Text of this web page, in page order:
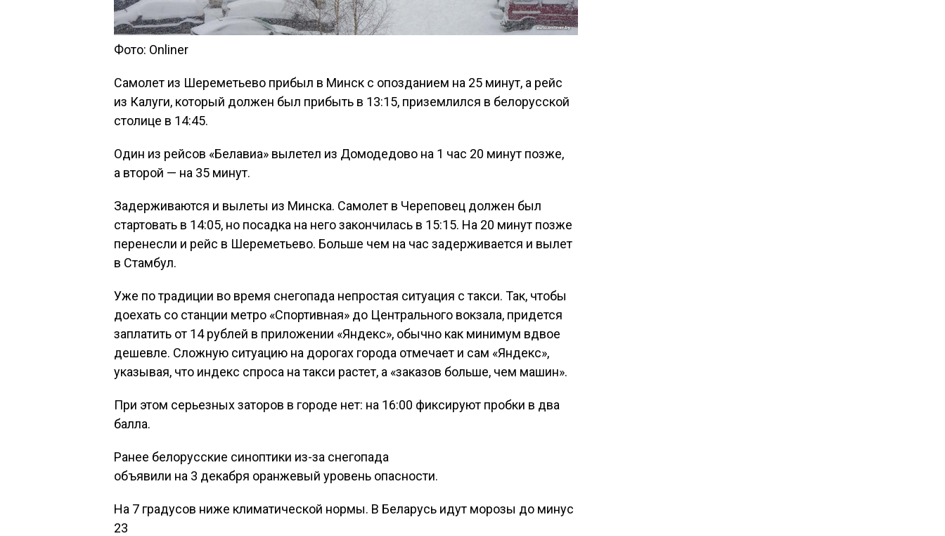
Фото: Onliner
Самолет из Шереметьево прибыл в Минск с опозданием на 25 минут, а рейс
из Калуги, который должен был прибыть в 13:15, приземлился в белорусской
столице в 14:45.
Один из рейсов «Белавиа» вылетел из Домодедово на 1 час 20 минут позже,
а второй — на 35 минут.
Задерживаются и вылеты из Минска. Самолет в Череповец должен был
стартовать в 14:05, но посадка на него закончилась в 15:15. На 20 минут позже
перенесли и рейс в Шереметьево. Больше чем на час задерживается и вылет
в Стамбул.
Уже по традиции во время снегопада непростая ситуация с такси. Так, чтобы
доехать со станции метро «Спортивная» до Центрального вокзала, придется
заплатить от 14 рублей в приложении «Яндекс», обычно как минимум вдвое
дешевле. Сложную ситуацию на дорогах города отмечает и сам «Яндекс»,
указывая, что индекс спроса на такси растет, а «заказов больше, чем машин».
При этом серьезных заторов в городе нет: на 16:00 фиксируют пробки в два
балла.
Ранее белорусские синоптики из-за снегопада
объявили на 3 декабря оранжевый уровень опасности.
На 7 градусов ниже климатической нормы. В Беларусь идут морозы до минус
23